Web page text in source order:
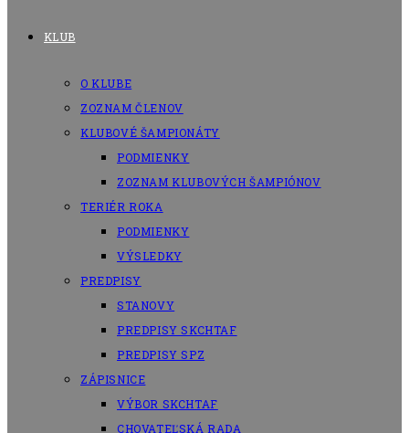
KLUB
O KLUBE
ZOZNAM ČLENOV
KLUBOVÉ ŠAMPIONÁTY
PODMIENKY
ZOZNAM KLUBOVÝCH ŠAMPIÓNOV
TERIÉR ROKA
PODMIENKY
VÝSLEDKY
PREDPISY
STANOVY
PREDPISY SKCHTAF
PREDPISY SPZ
ZÁPISNICE
VÝBOR SKCHTAF
CHOVATEĽSKÁ RADA